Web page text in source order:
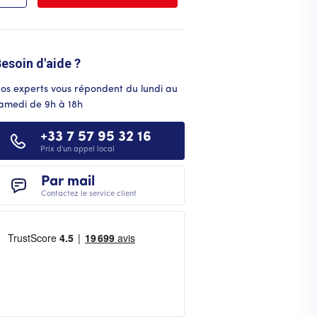
d'aide ?
experts vous répondent du lundi au
de 9h à 18h
+33 7 57 95 32 16
Prix d'un appel local
Par mail
Contactez le service client